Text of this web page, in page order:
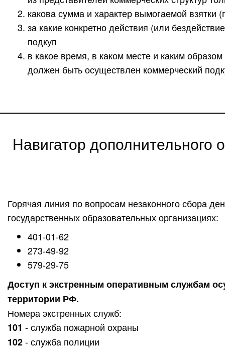
какова сумма и характер вымогаемой взятки
за какие конкретно действия (или
подкуп
в какое время, в каком месте и каким
должен быть осуществлен коммерческий
Навигатор дополнительного
Горячая линия по вопросам незаконного сбора
государственных образовательных организациях:
401-01-62
273-49-92
579-29-75
Доступ к экстренным оперативным службам
территории РФ.
Номера экстренных служб:
101 - служба пожарной охраны
102- служба полиции